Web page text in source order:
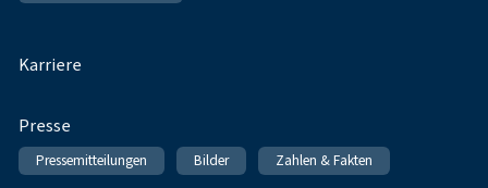
Karriere
Presse
Pressemitteilungen Bilder Zahlen & Fakten